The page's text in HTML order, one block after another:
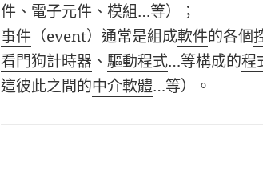
件 、 電子元件 、模組…等）；
事件 （event）通常是組成軟件的各個
看門狗計時器 、驅動程式…等構成的程
這彼此之間的中介軟體…等）。